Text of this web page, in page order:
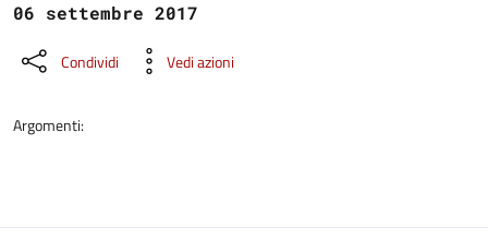
06 settembre 2017
Condividi Vedi azioni
Argomenti: